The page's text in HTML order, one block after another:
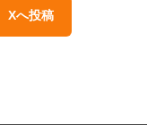
Xへ投稿